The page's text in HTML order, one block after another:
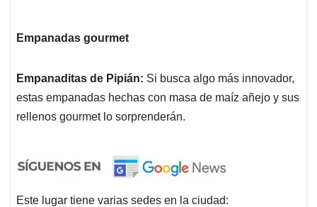
Empanadas gourmet
Empanaditas de Pipián: Si busca algo más innovador,
estas empanadas hechas con masa de maíz añejo y sus
rellenos gourmet lo sorprenderán.
Este lugar tiene varias sedes en la ciudad: